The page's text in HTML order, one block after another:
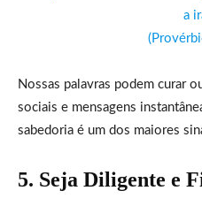
a
Nossas palavras podem curar
sociais e mensagens
sabedoria é um dos maiores
5. Seja Diligente e